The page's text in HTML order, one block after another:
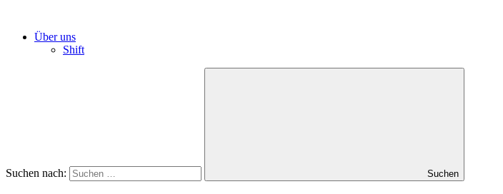
Über uns
Shift
Suchen nach: Suchen